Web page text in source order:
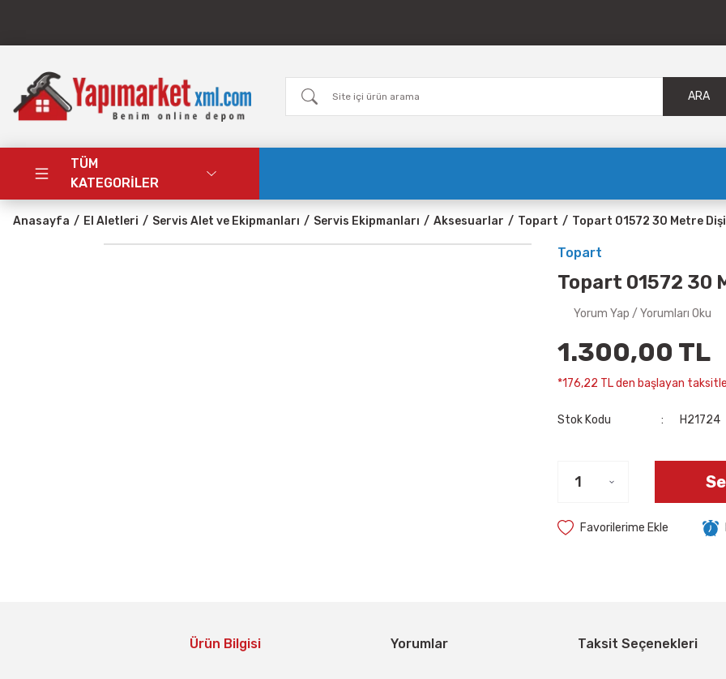
ARA
TÜM
KATEGORİLER
Anasayfa El Aletleri Servis Alet ve Ekipmanları Servis Ekipmanları Aksesuarlar Topart Topart 01572 30 Metre
Topart
Topart 01572 30
Yorum Yap / Yorumları Oku
1.300,00 TL
*176,22 TL den başlayan
Stok Kodu H21724
Ürün Bilgisi Yorumlar Taksit Seçenekleri